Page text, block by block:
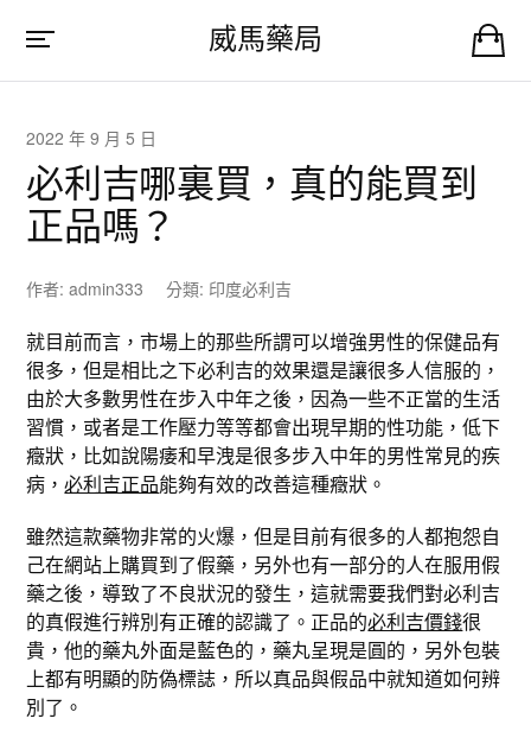
威馬藥局
2022 年 9 月 5 日
必利吉哪裏買，真的能買到
正品嗎？
作者:admin333 分類: 印度必利吉
就目前而言，市場上的那些所謂可以增強男性的保健品有
很多，但是相比之下必利吉的效果還是讓很多人信服的，
由於大多數男性在步入中年之後，因為一些不正當的生活
習慣，或者是工作壓力等等都會出現早期的性功能，低下
癥狀，比如說陽痿和早洩是很多步入中年的男性常見的疾
病，必利吉正品能夠有效的改善這種癥狀。
雖然這款藥物非常的火爆，但是目前有很多的人都抱怨自
己在網站上購買到了假藥，另外也有一部分的人在服用假
藥之後，導致了不良狀況的發生，這就需要我們對必利吉
的真假進行辨別有正確的認識了。正品的必利吉價錢很
貴，他的藥丸外面是藍色的，藥丸呈現是圓的，另外包裝
上都有明顯的防偽標誌，所以真品與假品中就知道如何辨
別了。